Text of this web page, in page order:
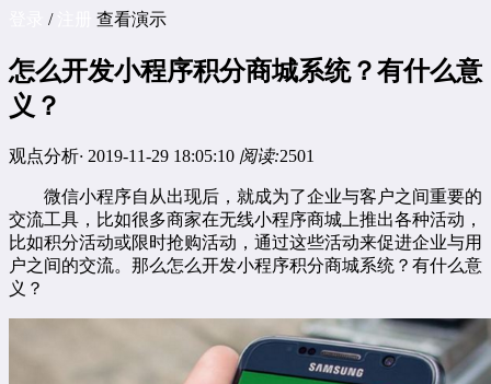
/注册 查看演示
怎么开发小程序积分商城系统？有什么意
义？
观点分析· 2019-11-29 18:05:10 阅读:2501
微信小程序自从出现后，就成为了企业与客户之间重要的
交流工具，比如很多商家在无线小程序商城上推出各种活动，
比如积分活动或限时抢购活动，通过这些活动来促进企业与用
户之间的交流。那么怎么开发小程序积分商城系统？有什么意
义？